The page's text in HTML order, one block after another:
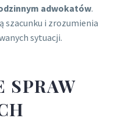
adwokatów.
szacunku i zrozumienia
sytuacji.
SPRAW